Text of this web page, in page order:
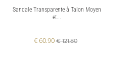
Sandale Transparente à Talon Moyen
et...
€ 60.90 € 121.80